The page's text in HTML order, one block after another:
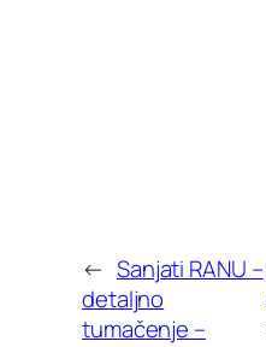
← Sanjati RANU –
detaljno
tumačenje –